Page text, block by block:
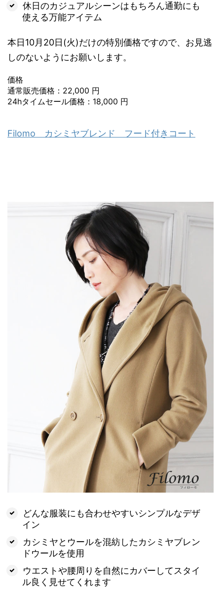
休日のカジュアルシーンはもちろん通勤にも
使える万能アイテム
本日10月20日(火)だけの特別価格ですので、お見逃
しのないようにお願いします。
価格
通常販売価格：22,000 円
24hタイムセール価格：18,000 円
Filomo カシミヤブレンド フード付きコート
どんな服装にも合わせやすいシンプルなデザ
イン
カシミヤとウールを混紡したカシミヤブレン
ドウールを使用
ウエストや腰周りを自然にカバーしてスタイ
ル良く見せてくれます